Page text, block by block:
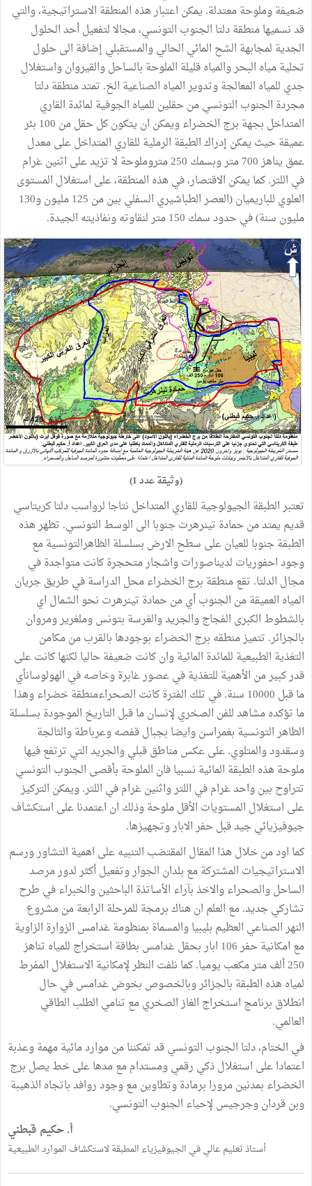
ضعيفة وملوحة معتدلة. يمكن اعتبار هذه المنطقة الاستراتيجية، والتي
قد نسميها منطقة دلتا الجنوب التونسي، مجالا لتفعيل أحد الحلول
الجدية لمجابهة الشح المائي الحالي والمستقبلي إضافة الى حلول
تحلية مياه البحر والمياه قليلة الملوحة بالساحل والقيروان واستغلال
جدي للمياه المعالجة وتدوير المياه الصناعية الخ. تمتد منطقة دلتا
مجردة الجنوب التونسي من حقلين للمياه الجوفية لمائدة القاري
المتداخل بجهة برج الخضراء ويمكن ان يتكون كل حقل من 100 بئر
عميقة حيث يمكن إدراك الطبقة الرملية للقاري المتداخل على معدل
عمق يناهز 700 متر وبسمك 250 متروملوحة لا تزيد على اثنين غرام
في اللتر. كما يمكن الاقتصار، في هذه المنطقة، على استغلال المستوى
العلوي للباريميان (العصر الطباشيري السفلي بين من 125 مليون و130
مليون سنة) في حدود سمك 150 متر لنقاوته ونفاذيته الجيدة.
(وثيقة عدد 1)
تعتبر الطبقة الجيولوجية للقاري المتداخل نتاجا لرواسب دلتا كريتاسي
قديم يمتد من حمادة تينرهرت جنوبا الى الوسط التونسي. تظهر هذه
الطبقة جنوبا للعيان على سطح الارض بسلسلة الظاهرالتونسية مع
وجود احفوريات لديناصورات واشجار متحجرة كانت متواجدة في
مجال الدلتا. تقع منطقة برج الخضراء محل الدراسة في طريق جريان
المياه العميقة من الجنوب أي من حمادة تينرهرت نحو الشمال اي
بالشطوط الكبرى الفجاج والجريد والغرسة بتونس وملغرير ومروان
بالجزائر. تتميز منطقه برج الخضراء بوجودها بالقرب من مكامن
التغذية الطبيعية للمائدة المائية وان كانت ضعيفة حاليا لكنها كانت على
قدر كبير من الأهمية للتغذية في عصور غابرة وخاصه في الهولوسانأي
ما قبل 10000 سنة. في تلك الفترة كانت الصحراءمنطقة خضراء وهذا
ما تؤكده مشاهد للفن الصخري لإنسان ما قبل التاريخ الموجودة بسلسلة
الظاهر التونسية بغمراسن وايضا بجبال قفصه وعرباطة والثالجة
وسقدود والمتلوي. على عكس مناطق قبلي والجريد التي ترتفع فيها
ملوحة هذه الطبقة المائية نسبيا فان الملوحة بأقصى الجنوب التونسي
تتراوح بين واحد غرام في اللتر واثنين غرام في اللتر. ويمكن التركيز
على استغلال المستويات الأقل ملوحة وذلك ان اعتمدنا على استكشاف
جيوفيزيائي جيد قبل حفر الابار وتجهيزها.
كما اود من خلال هذا المقال المقتضب التنبيه على اهمية التشاور ورسم
الاستراتيجيات المشتركة مع بلدان الجوار وتفعيل أكثر لدور مرصد
الساحل والصحراء والاخذ بآراء الأساتذة الباحثين والخبراء في طرح
تشاركي جديد. مع العلم ان هناك برمجة للمرحلة الرابعة من مشروع
النهر الصناعي العظيم بليبيا والمسماة بمنظومة غدامس الزوارة الزاوية
مع امكانية حفر 106 ابار بحقل غدامس بطاقة استخراج للمياه تناهز
250 ألف متر مكعب يوميا. كما نلفت النظر لإمكانية الاستغلال المفرط
لمياه هذه الطبقة بالجزائر وبالخصوص بخوض غدامس في حال
انطلاق برنامج استخراج الغاز الصخري مع تنامي الطلب الطاقي
العالمي.
في الختام، دلتا الجنوب التونسي قد تمكننا من موارد مائية مهمة وعذبة
اعتمادا على استغلال ذكي رقمي ومستدام مع مدها على خط يصل برج
الخضراء بمدنين مرورا برمادة وتطاوين مع وجود روافد باتجاه الذهيبة
وبن قردان وجرجيس لإحياء الجنوب التونسي.
أ. حكيم قبطني
أستاذ تعليم عالي في الجيوفيزياء المطبقة لاستكشاف الموارد الطبيعية